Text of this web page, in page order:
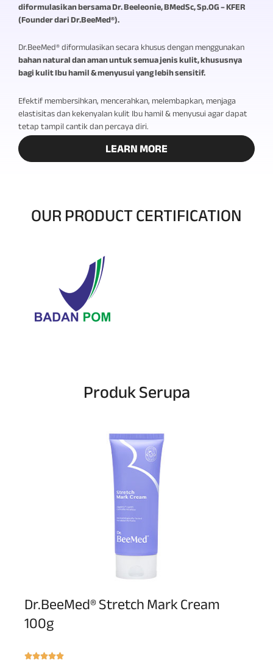
diformulasikan bersama Dr. Beeleonie, BMedSc, Sp.OG – KFER
(Founder dari Dr.BeeMed®).
Dr.BeeMed® diformulasikan secara khusus dengan menggunakan
bahan natural dan aman untuk semua jenis kulit, khususnya
bagi kulit Ibu hamil & menyusui yang lebih sensitif.
Efektif membersihkan, mencerahkan, melembapkan, menjaga
elastisitas dan kekenyalan kulit Ibu hamil & menyusui agar dapat
tetap tampil cantik dan percaya diri.
LEARN MORE
OUR PRODUCT CERTIFICATION
Produk Serupa
Dr.BeeMed® Stretch Mark Cream
100g